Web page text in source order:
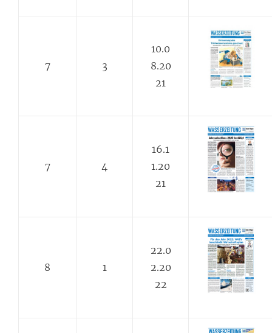
7 3
10.0
8.20
21
7 4
16.1
1.20
21
8 1
22.0
2.20
22